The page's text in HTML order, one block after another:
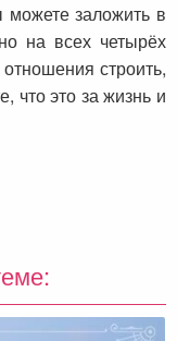
заложить в
на всех четырёх
строить,
что это за жизнь и